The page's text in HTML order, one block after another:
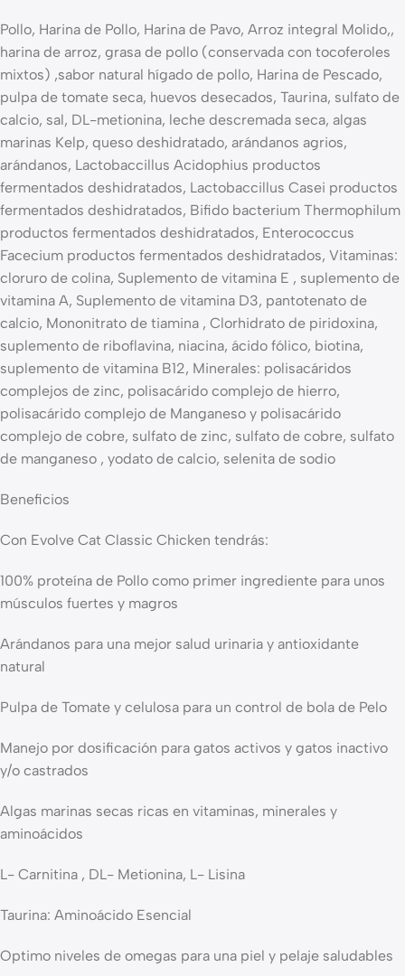
Pollo, Harina de Pollo, Harina de Pavo, Arroz integral Molido,,
harina de arroz, grasa de pollo (conservada con tocoferoles
mixtos) ,sabor natural hígado de pollo, Harina de Pescado,
pulpa de tomate seca, huevos desecados, Taurina, sulfato de
calcio, sal, DL-metionina, leche descremada seca, algas
marinas Kelp, queso deshidratado, arándanos agrios,
arándanos, Lactobaccillus Acidophius productos
fermentados deshidratados, Lactobaccillus Casei productos
fermentados deshidratados, Bifido bacterium Thermophilum
productos fermentados deshidratados, Enterococcus
Facecium productos fermentados deshidratados, Vitaminas:
cloruro de colina, Suplemento de vitamina E , suplemento de
vitamina A, Suplemento de vitamina D3, pantotenato de
calcio, Mononitrato de tiamina , Clorhidrato de piridoxina,
suplemento de riboflavina, niacina, ácido fólico, biotina,
suplemento de vitamina B12, Minerales: polisacáridos
complejos de zinc, polisacárido complejo de hierro,
polisacárido complejo de Manganeso y polisacárido
complejo de cobre, sulfato de zinc, sulfato de cobre, sulfato
de manganeso , yodato de calcio, selenita de sodio
Beneficios
Con Evolve Cat Classic Chicken tendrás:
100% proteína de Pollo como primer ingrediente para unos
músculos fuertes y magros
Arándanos para una mejor salud urinaria y antioxidante
natural
Pulpa de Tomate y celulosa para un control de bola de Pelo
Manejo por dosificación para gatos activos y gatos inactivo
y/o castrados
Algas marinas secas ricas en vitaminas, minerales y
aminoácidos
L- Carnitina , DL- Metionina, L- Lisina
Taurina: Aminoácido Esencial
Optimo niveles de omegas para una piel y pelaje saludables